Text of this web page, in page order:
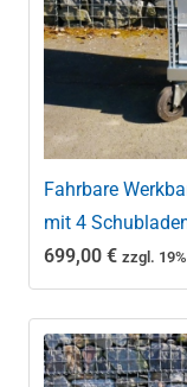
Fahrbare
mit 4
699,00 € zzgl.